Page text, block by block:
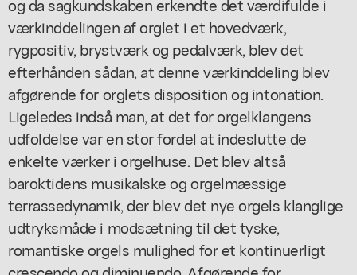
værkinddelingen af orglet i et hovedværk,
rygpositiv, brystværk og pedalværk, blev det
efterhånden sådan, at denne værkinddeling blev
afgørende for orglets disposition og intonation.
Ligeledes indså man, at det for orgelklangens
udfoldelse var en stor fordel at indeslutte de
enkelte værker i orgelhuse. Det blev altså
baroktidens musikalske og orgelmæssige
terrassedynamik, der blev det nye orgels klanglige
udtryksmåde i modsætning til det tyske,
romantiske orgels mulighed for et kontinuerligt